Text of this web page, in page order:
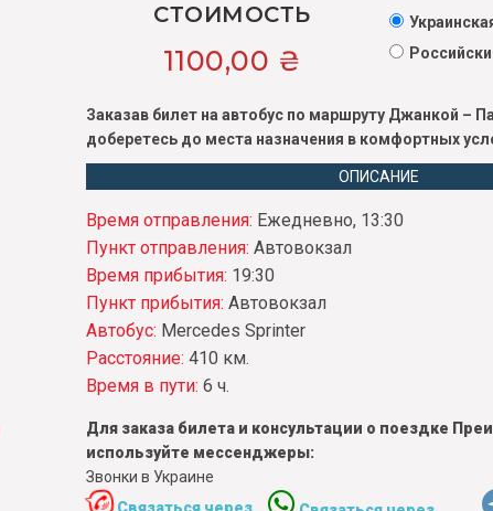
СТОИМОСТЬ
1100,00 ₴
Заказав билет на автобус по маршруту Джанкой –
доберетесь до места назначения в комфортных
ОПИСАНИЕ
Время отправления: Ежедневно, 13:30
Пункт отправления: Автовокзал
Время прибытия: 19:30
Пункт прибытия: Автовокзал
Автобус: Mercedes Sprinter
Расстояние: 410 км.
Время в пути: 6 ч.
Для заказа билета и консультации о поездке
используйте мессенджеры:
Звонки в Украине